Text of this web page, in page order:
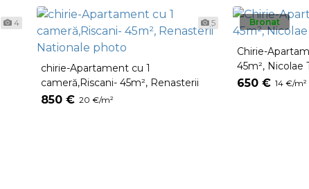
4 5
chirie-Apartament cu 1
cameră,Riscani- 45m², Renasterii
Nationale
850 € 20 €/m²
Bronat
Chirie-
45m², Nicolae
650 € 14 €/m²